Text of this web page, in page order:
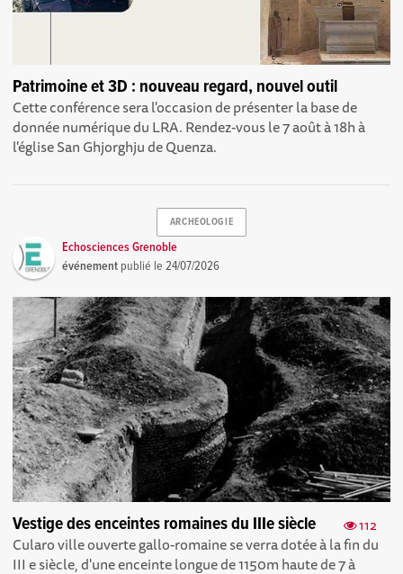
Patrimoine et 3D : nouveau regard, nouvel outil
Cette conférence sera l'occasion de présenter la base de
donnée numérique du LRA. Rendez-vous le 7 août à 18h à
l'église San Ghjorghju de Quenza.
ARCHEOLOGIE
Echosciences Grenoble
événement publié le24/07/2026
112
Vestige des enceintes romaines du IIIe siècle
Cularo ville ouverte gallo-romaine se verra dotée à la fin du
III e siècle, d'une enceinte longue de 1150m haute de 7 à